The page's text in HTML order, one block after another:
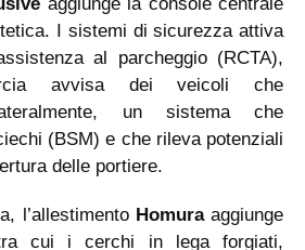
aggiunge la console centrale
I sistemi di sicurezza attiva
al parcheggio (RCTA),
avvisa dei veicoli che
un sistema che
(BSM) e che rileva potenziali
delle portiere.
l’allestimento Homuraaggiunge
cui i cerchi in lega forgiati,